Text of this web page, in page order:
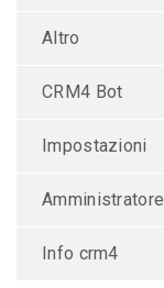
Altro
CRM4 Bot
Impostazioni
Amministratore
Info crm4